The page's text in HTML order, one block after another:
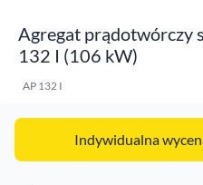
Agregat prądotwórczy
132 I (106 kW)
AP 132 I
Indywidualna